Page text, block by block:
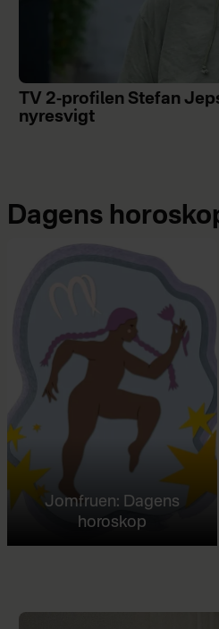
TV 2-profilen Stefan
nyresvigt
Dagens
Jomfruen: Dagens
horoskop